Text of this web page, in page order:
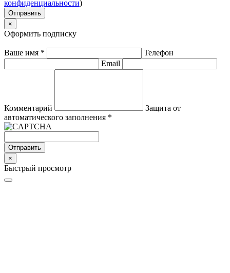
конфиденциальности)
Отправить
×
Оформить подписку
Ваше имя *
Телефон
Email
Комментарий
Защита от
автоматического заполнения *
Отправить
×
Быстрый просмотр